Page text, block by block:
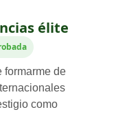
élite
formarme de
como